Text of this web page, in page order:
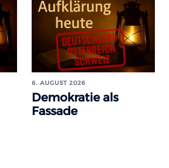
6. AUGUST 2026
Demokratie als
Fassade